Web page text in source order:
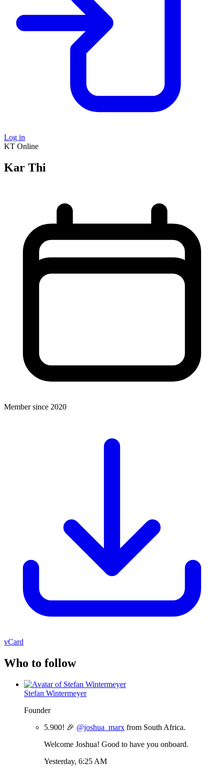
Log in
KT Online
Kar Thi
Member since 2020
vCard
Who to follow
Stefan Wintermeyer
Founder
5.900! 🎉 @joshua_marx from South Africa.
Welcome Joshua! Good to have you onboard.
Yesterday, 6:25 AM